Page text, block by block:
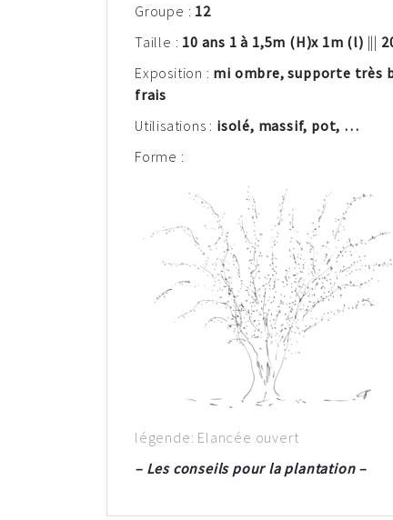
Groupe : 12
Taille : 10 ans 1 à 1,5m (H)x 1m (l) |||
Exposition : mi ombre, supporte très
frais
Utilisations : isolé, massif, pot, …
Forme :
légende: Elancée ouvert
– Les conseils pour la plantation –